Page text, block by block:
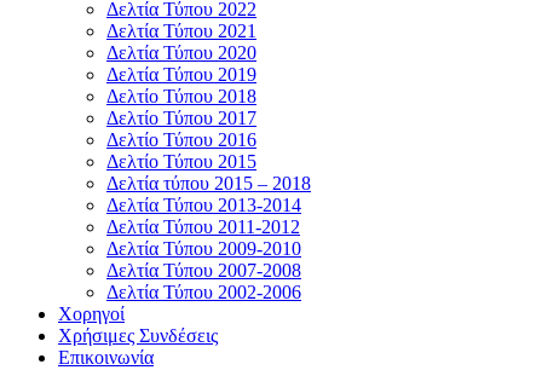
Δελτία Τύπου 2022
Δελτία Τύπου 2021
Δελτία Τύπου 2020
Δελτία Τύπου 2019
Δελτίο Τύπου 2018
Δελτίο Τύπου 2017
Δελτίο Τύπου 2016
Δελτίο Τύπου 2015
Δελτία τύπου 2015 – 2018
Δελτία Τύπου 2013-2014
Δελτία Τύπου 2011-2012
Δελτία Τύπου 2009-2010
Δελτία Τύπου 2007-2008
Δελτία Τύπου 2002-2006
Χορηγοί
Χρήσιμες Συνδέσεις
Επικοινωνία